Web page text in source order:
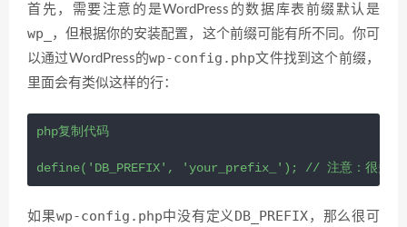
首先，需要注意的是WordPress的数据库表前缀默认是
wp_
，但根据你的安装配置，这个前缀可能有所不同。你可
以通过WordPress的wp-config.php文件找到这个前缀，
里面会有类似这样的行：
php复制代码
define( 'DB_PREFIX' , 'your_prefix_' ); // 注意：很多
如果wp-config.php中没有定义 DB_PREFIX ，那么很可